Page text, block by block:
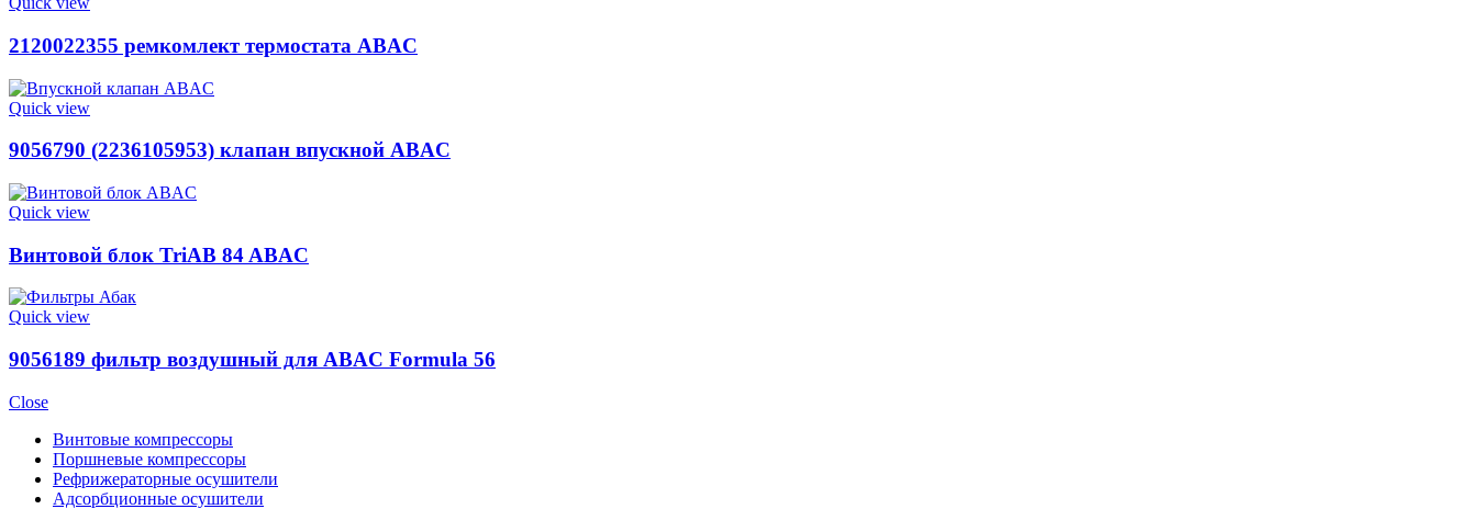
2120022355 ремкомлект термостата ABAC
Quick view
9056790 (2236105953) клапан впускной ABAC
Quick view
Винтовой блок TriAB 84 ABAC
Quick view
9056189 фильтр воздушный для ABAC Formula 56
Close
Винтовые компрессоры
Поршневые компрессоры
Рефрижераторные осушители
Адсорбционные осушители